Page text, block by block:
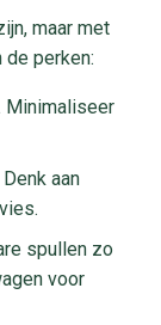
maar met
perken:
Minimaliseer
aan
spullen zo
voor